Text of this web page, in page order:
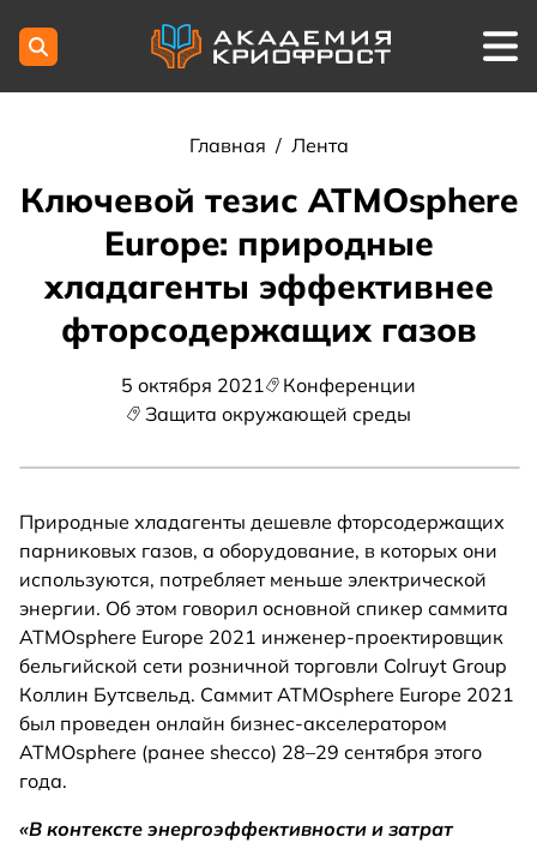
Главная / Лента
Ключевой тезис ATMOsphere
Europe: природные
хладагенты эффективнее
фторсодержащих газов
5 октября 2021
Конференции
Защита окружающей среды
Природные хладагенты дешевле фторсодержащих
парниковых газов, а оборудование, в которых они
используются, потребляет меньше электрической
энергии. Об этом говорил основной спикер саммита
ATMOsphere Europe 2021 инженер-проектировщик
бельгийской сети розничной торговли Colruyt Group
Коллин Бутсвельд. Саммит ATMOsphere Europe 2021
был проведен онлайн бизнес-акселератором
ATMOsphere (ранее shecco) 28–29 сентября этого
года.
«В контексте энергоэффективности и затрат